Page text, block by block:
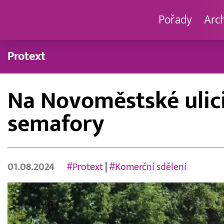
Pořady
Protext
Na Novoměstské
semafory
01.08.2024 #Protext| #Komerční sdělení